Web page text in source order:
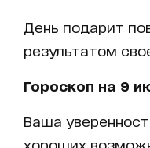
День подарит
результатом
Гороскоп на 9
Ваша
хороших